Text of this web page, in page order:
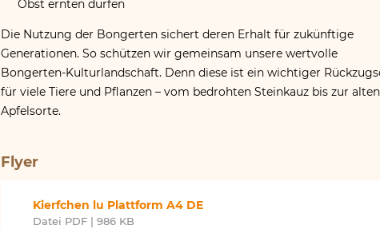
Obst ernten dürfen
Die Nutzung der Bongerten sichert deren Erhalt für zukünftige
Generationen. So schützen wir gemeinsam unsere wertvolle
Bongerten-Kulturlandschaft. Denn diese ist ein wichtiger
für viele Tiere und Pflanzen – vom bedrohten Steinkauz bis zur alten
Apfelsorte.
Flyer
Kierfchen lu Plattform A4 DE
Datei PDF | 986 KB